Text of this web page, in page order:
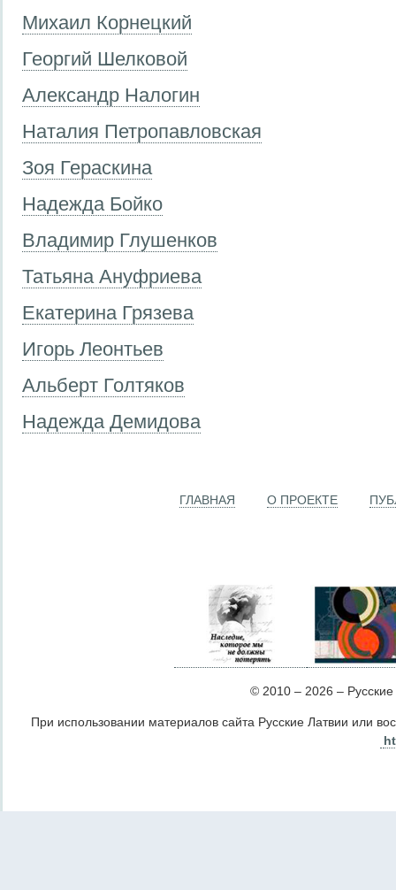
Михаил Корнецкий
Георгий Шелковой
Александр Налогин
Наталия Петропавловская
Зоя Гераскина
Надежда Бойко
Владимир Глушенков
Татьяна Ануфриева
Екатерина Грязева
Игорь Леонтьев
Альберт Голтяков
Надежда Демидова
ГЛАВНАЯ О ПРОЕКТЕ
© 2010 – 2026 –
При использовании материалов сайта Русские Латвии или